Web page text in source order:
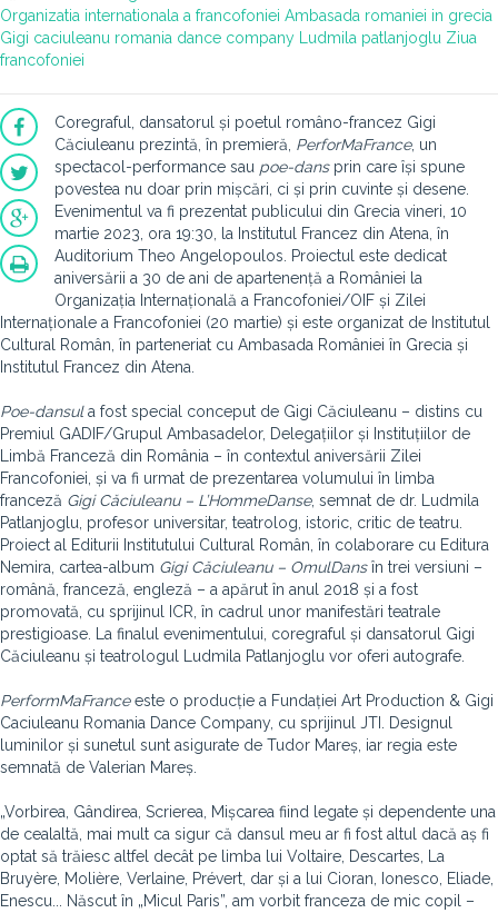
Organizatia internationala a francofoniei Ambasada romaniei in grecia
Gigi caciuleanu romania dance company
Ludmila patlanjoglu Ziua
francofoniei
Coregraful, dansatorul și poetul româno-francez Gigi
Căciuleanu prezintă, în premieră, PerforMaFrance, un
spectacol-performance sau poe-dansprin care își spune
povestea nu doar prin mișcări, ci și prin cuvinte și desene.
Evenimentul va fi prezentat publicului din Grecia vineri, 10
martie 2023, ora 19:30, la Institutul Francez din Atena, în
Auditorium Theo Angelopoulos. Proiectul este dedicat
aniversării a 30 de ani de apartenență a României la
Organizația Internațională a Francofoniei/OIF și Zilei
Internaționale a Francofoniei (20 martie) și este organizat de Institutul
Cultural Român, în parteneriat cu Ambasada României în Grecia și
Institutul Francez din Atena.
Poe-dansula fost special conceput de Gigi Căciuleanu – distins cu
Premiul GADIF/Grupul Ambasadelor, Delegațiilor și Instituțiilor de
Limbă Franceză din România – în contextul aniversării Zilei
Francofoniei, și va fi urmat de prezentarea volumului în limba
franceză Gigi Căciuleanu – L’HommeDanse, semnat de dr. Ludmila
Patlanjoglu, profesor universitar, teatrolog, istoric, critic de teatru.
Proiect al Editurii Institutului Cultural Român, în colaborare cu Editura
Nemira, cartea-album Gigi Căciuleanu – OmulDansîn trei versiuni –
română, franceză, engleză – a apărut în anul 2018 și a fost
promovată, cu sprijinul ICR, în cadrul unor manifestări teatrale
prestigioase. La finalul evenimentului, coregraful și dansatorul Gigi
Căciuleanu și teatrologul Ludmila Patlanjoglu vor oferi autografe.
PerformMaFranceeste o producție a Fundației Art Production & Gigi
Caciuleanu Romania Dance Company, cu sprijinul JTI. Designul
luminilor și sunetul sunt asigurate de Tudor Mareș, iar regia este
semnată de Valerian Mareș.
„Vorbirea, Gândirea, Scrierea, Mișcarea fiind legate și dependente una
de cealaltă, mai mult ca sigur că dansul meu ar fi fost altul dacă aș fi
optat să trăiesc altfel decât pe limba lui Voltaire, Descartes, La
Bruyère, Molière, Verlaine, Prévert, dar și a lui Cioran, Ionesco, Eliade,
Enescu... Născut în „Micul Paris”, am vorbit franceza de mic copil –